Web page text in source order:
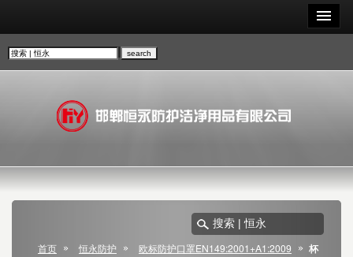
首页 恒永防护 欧标防护口罩EN149:2001+A1:2009
杯